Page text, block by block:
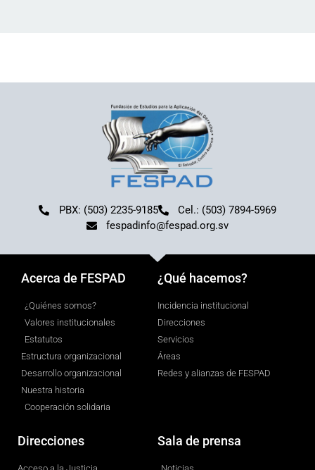
PBX: (503) 2235-9185
Cel.: (503) 7894-5969
fespadinfo@fespad.org.sv
Acerca de FESPAD
¿Quiénes somos?
Valores institucionales
Estatutos
Estructura organizacional
Desarrollo organizacional
Nuestra historia
Cooperación solidaria
¿Qué hacemos?
Incidencia institucional
Direcciones
Servicios
Áreas
Redes y alianzas de FESPAD
Direcciones Sala de prensa